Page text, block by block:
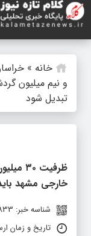
خانه »
و نیم میلیون
تبدیل شود
ظرفیت
خارجی مشهد
شناسه خبر: 49833
تاریخ و زمان ارسال: 21 مهر 1404